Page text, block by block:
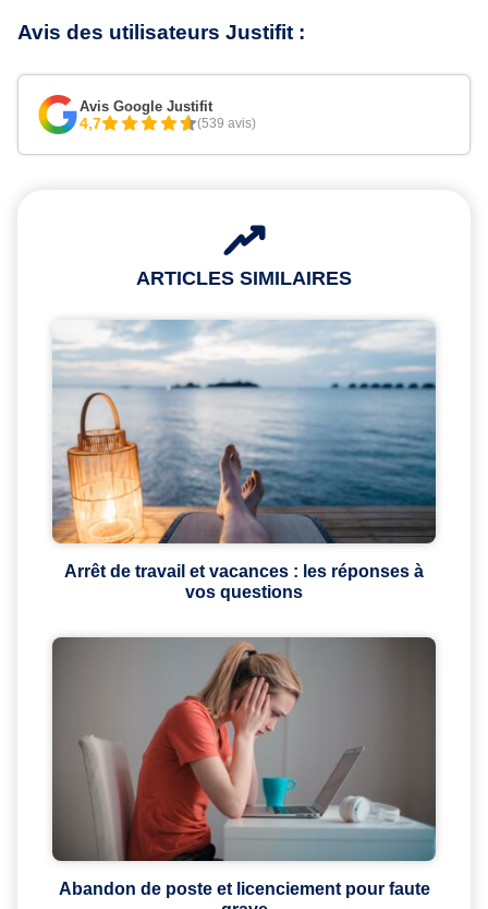
Avis des utilisateurs Justifit :
Avis Google Justifit
4,7 (539 avis)
ARTICLES SIMILAIRES
Arrêt de travail et vacances : les réponses à
vos questions
Abandon de poste et licenciement pour faute